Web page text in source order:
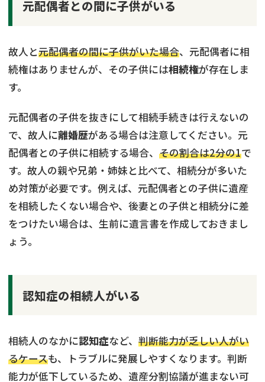
元配偶者との間に子供がいる
故人と元配偶者の間に子供がいた場合、元配偶者に相
続権はありませんが、その子供には相続権が存在しま
す。
元配偶者の子供を抜きにして相続手続きは行えないの
で、故人に離婚歴がある場合は注意してください。元
配偶者との子供に相続する場合、 その割合は2分の1で
す。故人の親や兄弟・姉妹と比べて、相続分が多いた
め対策が必要です。例えば、元配偶者との子供に遺産
を相続したくない場合や、後妻との子供と相続分に差
をつけたい場合は、生前に遺言書を作成しておきまし
ょう。
認知症の相続人がいる
相続人のなかに認知症など、 判断能力が乏しい人がい
るケースも、トラブルに発展しやすくなります。判断
能力が低下しているため、遺産分割協議が進まない可